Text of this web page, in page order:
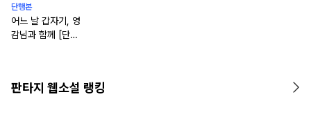
단행본
어느 날 갑자기, 영
감님과 함께 [단행
판타지 웹소설 랭킹